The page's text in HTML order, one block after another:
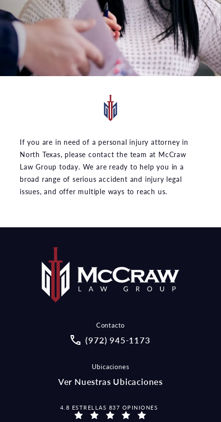
If you are in need of a personal injury attorney in
North Texas, please contact the team at McCraw
Law Group today. We are ready to help you in a
broad range of serious accident and injury legal
issues, and offer multiple ways to reach us.
Contacto
Call McCraw Law Group on the
(972) 945-1173
Ubicaciones
Ver Nuestras Ubicaciones
MCCRAW LAW GROUP OPINIONES:
4.8 ESTRELLAS 837 OPINIONES